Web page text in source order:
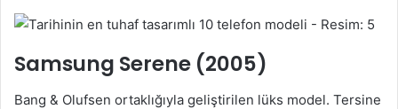
Samsung Serene (2005)
Bang & Olufsen ortaklığıyla geliştirilen lüks model. Tersine